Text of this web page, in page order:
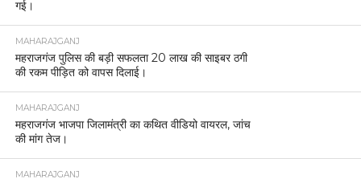
गई।
MAHARAJGANJ
महराजगंज पुलिस की बड़ी सफलता 20 लाख की साइबर ठगी
की रकम पीड़ित को वापस दिलाई।
MAHARAJGANJ
महराजगंज भाजपा जिलामंत्री का कथित वीडियो वायरल, जांच
की मांग तेज।
MAHARAJGANJ